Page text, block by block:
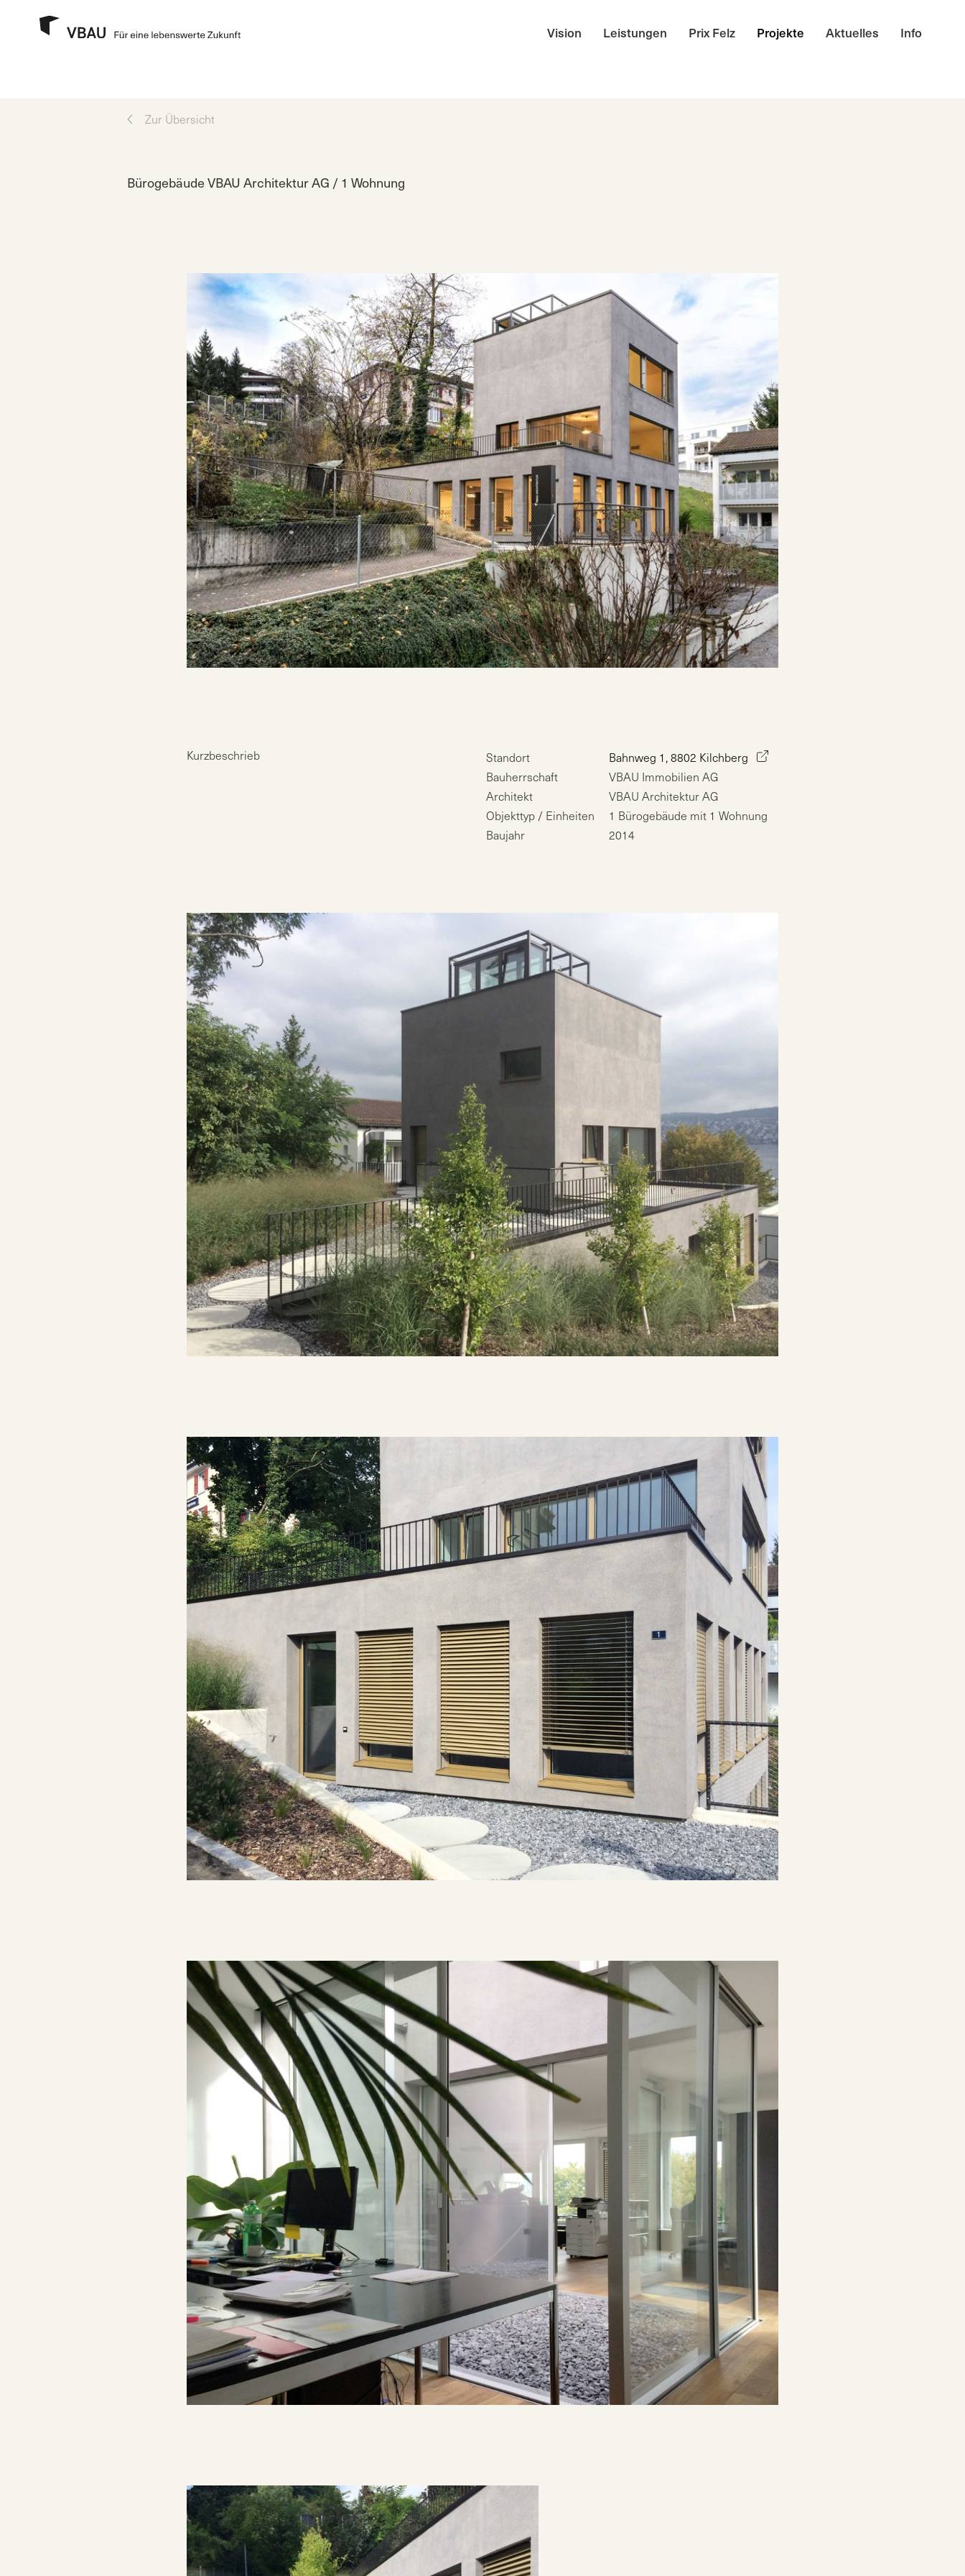
Vision Leistungen Prix Felz Projekte Aktuelles Info
Zur Übersicht
Bürogebäude VBAU Architektur AG / 1 Wohnung
Kurzbeschrieb Standort
Bahnweg 1, 8802 Kilchberg
Bauherrschaft
VBAU Immobilien AG
Architekt
VBAU Architektur AG
Objekttyp / Einheiten
1 Bürogebäude mit 1 Wohnung
Baujahr
2014